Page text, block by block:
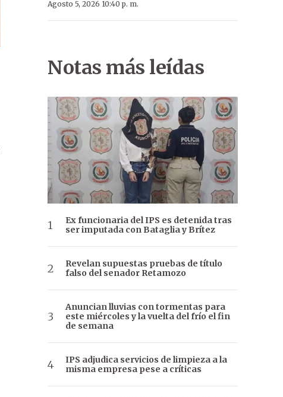
Agosto 5, 2026 10:40 p. m.
Notas más leídas
Ex funcionaria del IPS es detenida tras
ser imputada con Bataglia y Brítez
Revelan supuestas pruebas de título
falso del senador Retamozo
Anuncian lluvias con tormentas para
este miércoles y la vuelta del frío el fin
de semana
IPS adjudica servicios de limpieza a la
misma empresa pese a críticas